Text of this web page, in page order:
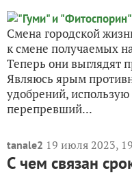
Смена городской
к смене получаемых
Теперь они выглядят
Являюсь ярым
удобрений, использую
перепревший...
tanale2 19 июля 2023,
С чем связан